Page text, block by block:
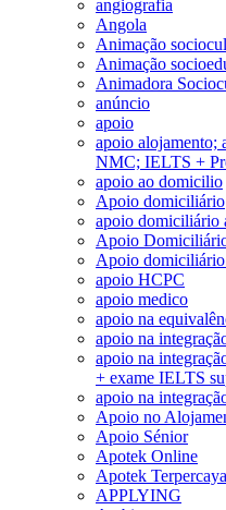
angiografia
Angola
Animação
Animação
Animadora
anúncio
apoio
apoio alojamento;
NMC; IELTS +
apoio ao domicilio
Apoio domiciliário
apoio domiciliário
Apoio
Apoio
apoio HCPC
apoio medico
apoio na
apoio na
apoio na
+ exame IELTS
apoio na
Apoio no
Apoio Sénior
Apotek Online
Apotek Terpercaya
APPLYING